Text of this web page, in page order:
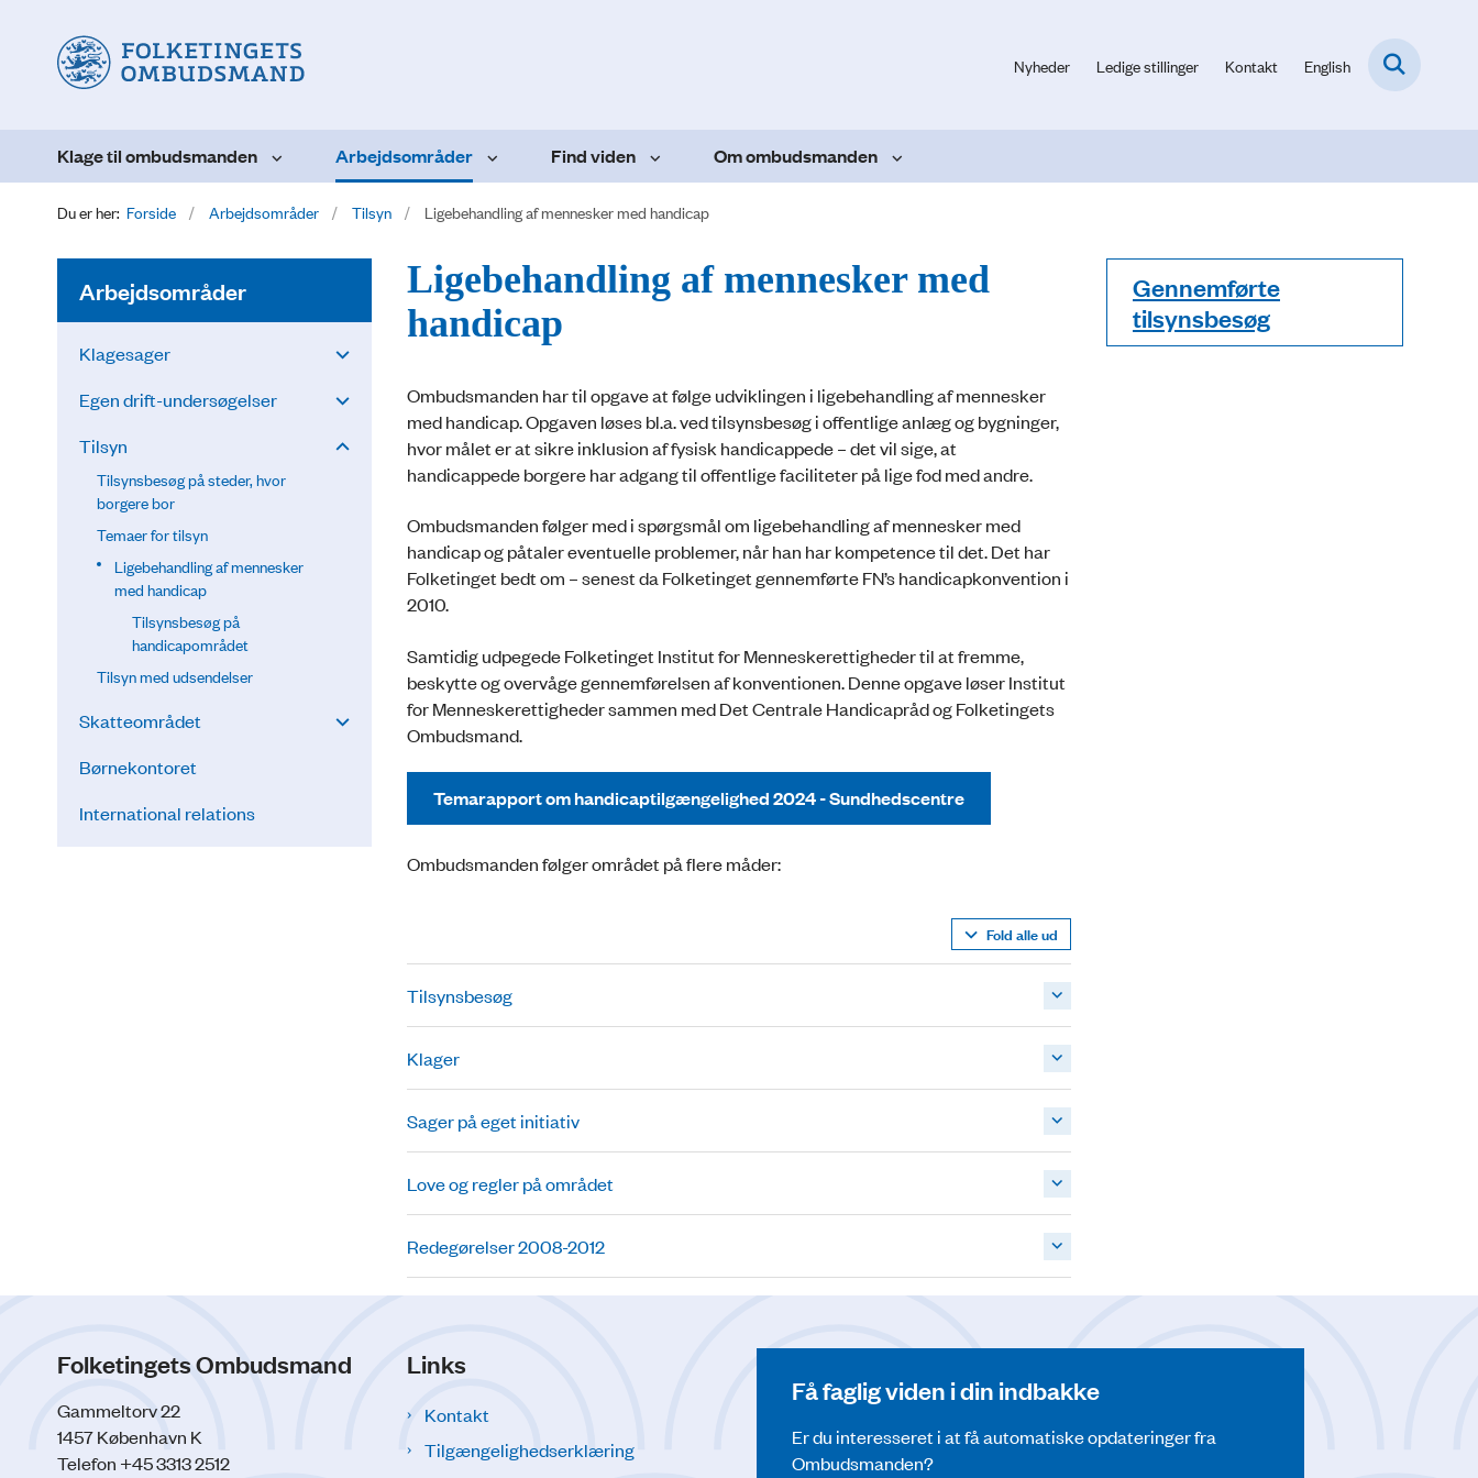
Nyheder Ledige stillinger Kontakt English
Klage til ombudsmanden Arbejdsområder Find viden Om ombudsmanden
Du er her: Forside Arbejdsområder Tilsyn Ligebehandling af mennesker med handicap
Arbejdsområder
Klagesager
Egen drift-undersøgelser
Tilsyn
Tilsynsbesøg på steder, hvor
borgere bor
Temaer for tilsyn
Ligebehandling af mennesker
med handicap
Tilsynsbesøg på
handicapområdet
Tilsyn med udsendelser
Skatteområdet
Børnekontoret
International relations
Ligebehandling af mennesker med
handicap
Ombudsmanden har til opgave at følge udviklingen i ligebehandling af mennesker
med handicap. Opgaven løses bl.a. ved tilsynsbesøg i offentlige anlæg og bygninger,
hvor målet er at sikre inklusion af fysisk handicappede – det vil sige, at
handicappede borgere har adgang til offentlige faciliteter på lige fod med andre.
Ombudsmanden følger med i spørgsmål om ligebehandling af mennesker med
handicap og påtaler eventuelle problemer, når han har kompetence til det. Det har
Folketinget bedt om – senest da Folketinget gennemførte FN’s handicapkonvention i
2010.
Samtidig udpegede Folketinget Institut for Menneskerettigheder til at fremme,
beskytte og overvåge gennemførelsen af konventionen. Denne opgave løser Institut
for Menneskerettigheder sammen med Det Centrale Handicapråd og Folketingets
Ombudsmand.
Temarapport om handicaptilgængelighed 2024 - Sundhedscentre
Ombudsmanden følger området på flere måder:
Fold alle ud
Tilsynsbesøg
Klager
Sager på eget initiativ
Love og regler på området
Redegørelser 2008-2012
Gennemførte
tilsynsbesøg
Folketingets Ombudsmand
Gammeltorv 22
1457 København K
Telefon +45 3313 2512
Links
Kontakt
Tilgængelighedserklæring
Få faglig viden i din indbakke
Er du interesseret i at få automatiske opdateringer fra
Ombudsmanden?